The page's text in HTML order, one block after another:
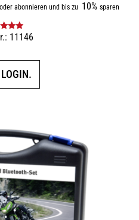
oder abonnieren und bis zu 10% sparen
mit
11146